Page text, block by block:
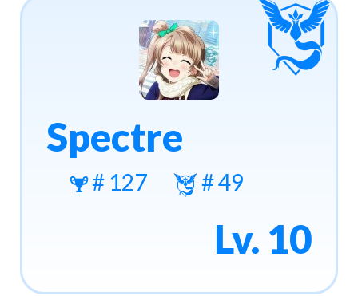
Spectre
# 127 # 49
Lv. 10